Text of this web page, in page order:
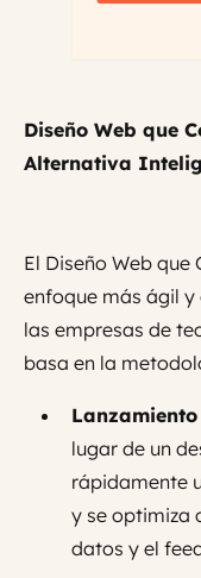
Diseño Web que
Alternativa
El Diseño Web que
enfoque más ágil y
las empresas de
basa en la
lugar de un
rápidamente
y se optimiza
datos y el